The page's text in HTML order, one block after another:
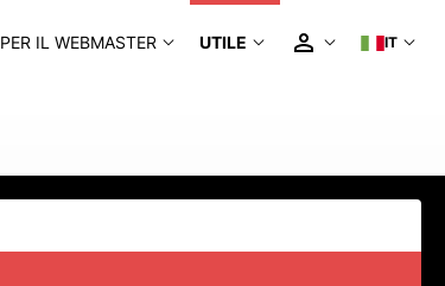
PER IL WEBMASTER UTILE IT